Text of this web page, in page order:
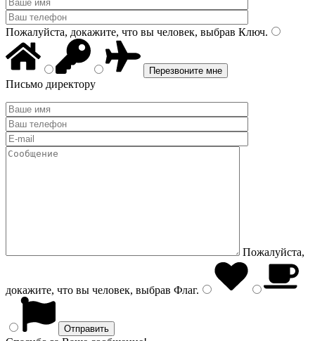
Пожалуйста, докажите, что вы человек, выбрав Ключ.
Письмо директору
Пожалуйста,
докажите, что вы человек, выбрав Флаг.